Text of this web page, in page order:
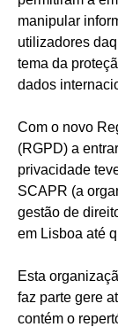
manipular
utilizadores
tema da
dados
Com o novo
(RGPD) a
privacidade
SCAPR (a
gestão de
em Lisboa até
Esta
faz parte gere
contém o